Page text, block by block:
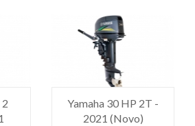
Yamaha 30 HP 2T -
2021 (Novo)